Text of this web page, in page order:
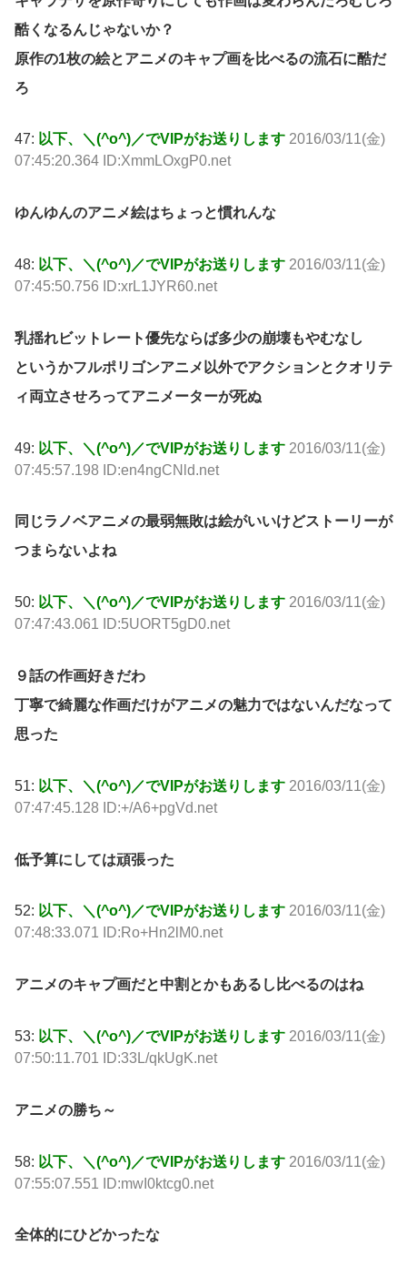
酷くなるんじゃないか？
原作の1枚の絵とアニメのキャプ画を比べるの流石に酷だ
ろ
47: 以下、＼(^o^)／でVIPがお送りします 2016/03/11(金)
07:45:20.364 ID:XmmLOxgP0.net
ゆんゆんのアニメ絵はちょっと慣れんな
48: 以下、＼(^o^)／でVIPがお送りします 2016/03/11(金)
07:45:50.756 ID:xrL1JYR60.net
乳揺れビットレート優先ならば多少の崩壊もやむなし
というかフルポリゴンアニメ以外でアクションとクオリテ
ィ両立させろってアニメーターが死ぬ
49: 以下、＼(^o^)／でVIPがお送りします 2016/03/11(金)
07:45:57.198 ID:en4ngCNld.net
同じラノベアニメの最弱無敗は絵がいいけどストーリーが
つまらないよね
50: 以下、＼(^o^)／でVIPがお送りします 2016/03/11(金)
07:47:43.061 ID:5UORT5gD0.net
９話の作画好きだわ
丁寧で綺麗な作画だけがアニメの魅力ではないんだなって
思った
51: 以下、＼(^o^)／でVIPがお送りします 2016/03/11(金)
07:47:45.128 ID:+/A6+pgVd.net
低予算にしては頑張った
52: 以下、＼(^o^)／でVIPがお送りします 2016/03/11(金)
07:48:33.071 ID:Ro+Hn2lM0.net
アニメのキャプ画だと中割とかもあるし比べるのはね
53: 以下、＼(^o^)／でVIPがお送りします 2016/03/11(金)
07:50:11.701 ID:33L/qkUgK.net
アニメの勝ち～
58: 以下、＼(^o^)／でVIPがお送りします 2016/03/11(金)
07:55:07.551 ID:mwI0ktcg0.net
全体的にひどかったな